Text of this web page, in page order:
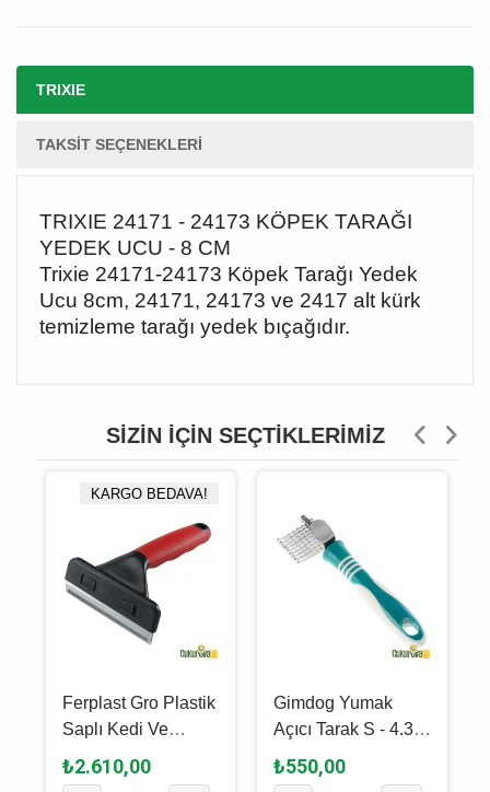
TRIXIE
TAKSIT SEÇENEKLERI
TRIXIE 24171 - 24173 KÖPEK TARAĞI
YEDEK UCU - 8 CM
Trixie 24171-24173 Köpek Tarağı Yedek
Ucu 8cm, 24171, 24173 ve 2417 alt kürk
temizleme tarağı yedek bıçağıdır.
SIZIN İÇIN SEÇTIKLERIMIZ
KARGO BEDAVA!
Ferplast Gro Plastik
Saplı Kedi Ve
Köpek Tarağı 15 x
10 CM
₺2.610,00
Gimdog Yumak
Açıcı Tarak S - 4.3 x
17 Cm
₺550,00